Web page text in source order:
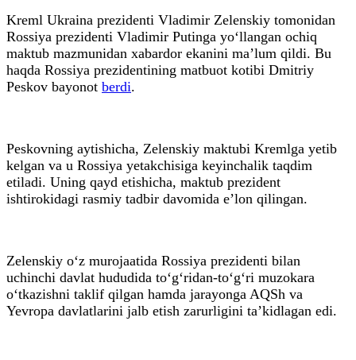
Kreml Ukraina prezidenti Vladimir Zelenskiy tomonidan
Rossiya prezidenti Vladimir Putinga yo‘llangan ochiq
maktub mazmunidan xabardor ekanini ma’lum qildi. Bu
haqda Rossiya prezidentining matbuot kotibi Dmitriy
Peskov bayonot berdi.
Peskovning aytishicha, Zelenskiy maktubi Kremlga yetib
kelgan va u Rossiya yetakchisiga keyinchalik taqdim
etiladi. Uning qayd etishicha, maktub prezident
ishtirokidagi rasmiy tadbir davomida e’lon qilingan.
Zelenskiy o‘z murojaatida Rossiya prezidenti bilan
uchinchi davlat hududida to‘g‘ridan-to‘g‘ri muzokara
o‘tkazishni taklif qilgan hamda jarayonga AQSh va
Yevropa davlatlarini jalb etish zarurligini ta’kidlagan edi.